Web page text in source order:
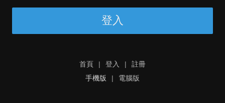
登入
首頁 | 登入 |
註冊
手機版
| 電腦版